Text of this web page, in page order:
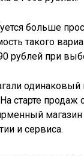
больше
такого
рублей при
одинаковый
старте продаж
и сервиса.